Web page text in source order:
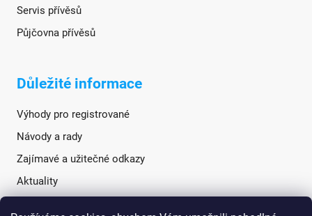
Servis přívěsů
Půjčovna přívěsů
Důležité informace
Výhody pro registrované
Návody a rady
Zajímavé a užitečné odkazy
Aktuality